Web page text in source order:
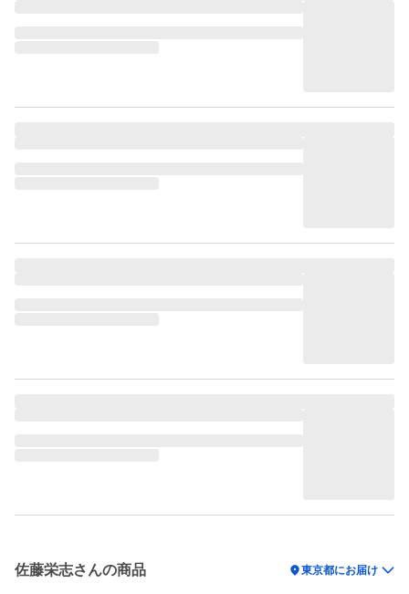
佐藤栄志さんの商品 location_on東京都にお届け